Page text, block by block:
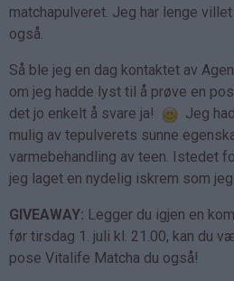
matchapulveret. Jeg har lenge
også.
Så ble jeg en dag kontaktet av
om jeg hadde lyst til å prøve en
det jo enkelt å svare ja!
Jeg
mulig av tepulverets sunne
varmebehandling av teen. Istedet
jeg laget en nydelig iskrem som
GIVEAWAY: Legger du igjen en
før tirsdag 1. juli kl. 21.00, kan du
pose Vitalife Matcha du også!